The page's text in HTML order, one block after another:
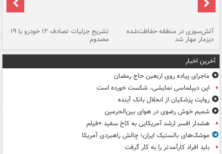
آتش‌سوزی در منطقه حفاظت‌شده
دیزمار مهار شد
تشریح جزئیات تصادف ۱۲ خودرو با ۱۹
مصدوم
آخرین اخبار
ماجرای پیاده روی اربعین حاج رمضان
این دیپلماسی نمایشی، شکست خورده است
روایت پزشکیان از انحلال بانک آینده
شمیم خوش رضوی در هوای بین‌الحرمین
هشدار افسر ارشد آمریکایی به کاخ سفید +فیلم
موشک‌های بالستیک ایران؛ چالش راهبردی آمریکا
باید افراد کارآمدتر را به کار گرفت